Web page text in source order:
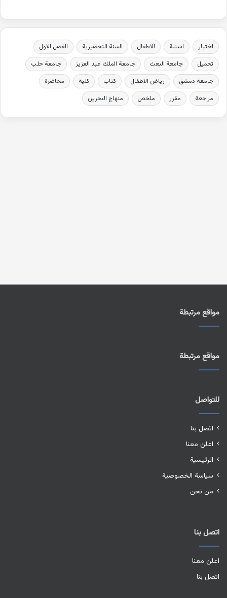
اختبار اسئلة الاطفال السنة التحضيرية
الفصل الاول
تحميل
جامعة البعث جامعة الملك عبد العزيز
جامعة حلب
جامعة دمشق
رياض الاطفال كتاب كلية
محاضرة
مراجعة
مقرر ملخص منهاج البحرين
مواقع مرتبطة
مواقع مرتبطة
للتواصل
اتصل بنا
اعلن معنا
الرئيسية
سياسة الخصوصية
من نحن
اتصل بنا
اعلن معنا
اتصل بنا